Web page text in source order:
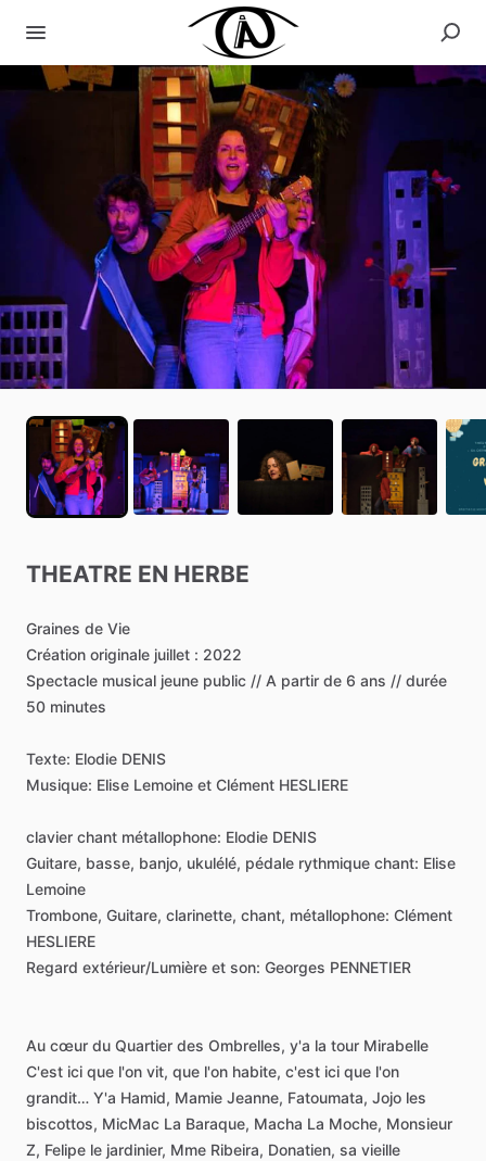
THEATRE EN HERBE
Graines de Vie
Création originale juillet : 2022
Spectacle musical jeune public ​/​​/​ A partir de 6 ans ​/​​/​ durée
50 minutes
Texte: Elodie DENIS
Musique: Elise Lemoine et Clément HESLIERE
clavier chant métallophone: Elodie DENIS
Guitare, basse, banjo, ukulélé, pédale rythmique chant: Elise
Lemoine
Trombone, Guitare, clarinette, chant, métallophone: Clément
HESLIERE
Regard extérieur​/​Lumière et son: Georges PENNETIER
Au cœur du Quartier des Ombrelles, y'a la tour Mirabelle
C'est ici que l'on vit, que l'on habite, c'est ici que l'on
grandit… Y'a Hamid, Mamie Jeanne, Fatoumata, Jojo les
biscottos, MicMac La Baraque, Macha La Moche, Monsieur
Z, Felipe le jardinier, Mme Ribeira, Donatien, sa vieille